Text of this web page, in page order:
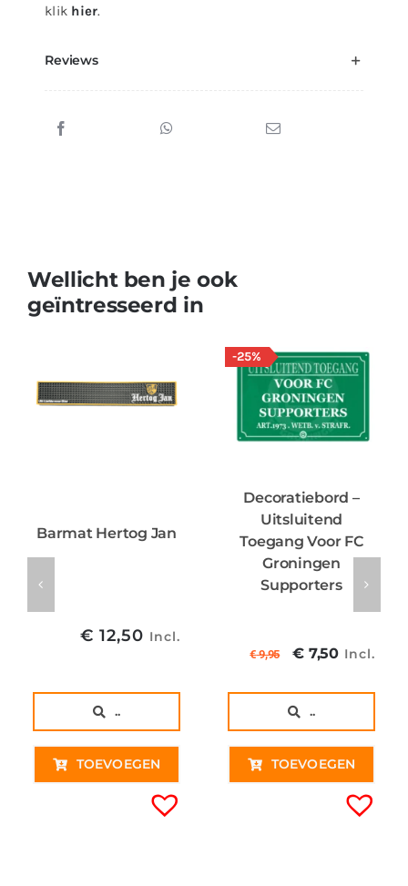
klik hier.
Reviews
Wellicht ben je ook
geïntresseerd in
Barmat Hertog Jan
€ 12,50 Incl.
..
TOEVOEGEN
-25%
Decoratiebord –
Uitsluitend
Toegang Voor FC
Groningen
Supporters
€9,95
was:
€ 9,95€ 8,22.
€ 7,50
€
Incl.
..
TOEVOEGEN